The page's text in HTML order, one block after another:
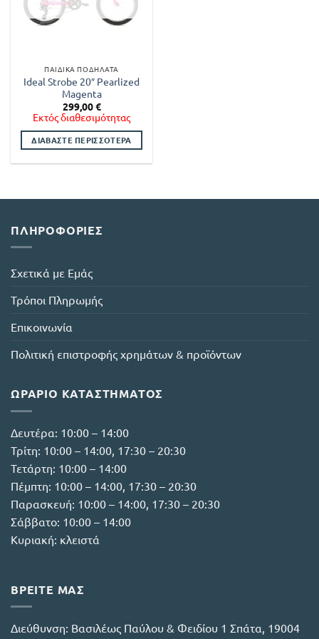
ΠΑΙΔΙΚΆ ΠΟΔΉΛΑΤΑ
Ideal Strobe 20″ Pearlized
Magenta
299,00€
Εκτός διαθεσιμότητας
ΔΙΑΒΆΣΤΕ ΠΕΡΙΣΣΌΤΕΡΑ
ΠΛΗΡΟΦΟΡΊΕΣ
Σχετικά με Εμάς
Τρόποι Πληρωμής
Επικοινωνία
Πολιτική επιστροφής χρημάτων & προϊόντων
ΩΡΆΡΙΟ ΚΑΤΑΣΤΉΜΑΤΟΣ
Δευτέρα: 10:00 – 14:00
Τρίτη: 10:00 – 14:00, 17:30 – 20:30
Τετάρτη: 10:00 – 14:00
Πέμπτη: 10:00 – 14:00, 17:30 – 20:30
Παρασκευή: 10:00 – 14:00, 17:30 – 20:30
Σάββατο: 10:00 – 14:00
Κυριακή: κλειστά
ΒΡΕΙΤΕ ΜΑΣ
Διεύθυνση: Βασιλέως Παύλου & Φειδίου 1 Σπάτα, 19004